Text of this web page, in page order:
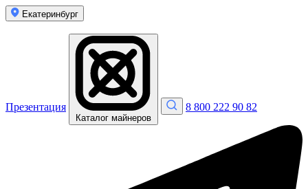
Екатеринбург
Презентация
Каталог майнеров
8 800 222 90 82